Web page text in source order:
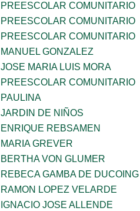
PREESCOLAR COMUNITARIO
PREESCOLAR COMUNITARIO
PREESCOLAR COMUNITARIO
MANUEL GONZALEZ
JOSE MARIA LUIS MORA
PREESCOLAR COMUNITARIO
PAULINA
JARDIN DE NIÑOS
ENRIQUE REBSAMEN
MARIA GREVER
BERTHA VON GLUMER
REBECA GAMBA DE DUCOING
RAMON LOPEZ VELARDE
IGNACIO JOSE ALLENDE